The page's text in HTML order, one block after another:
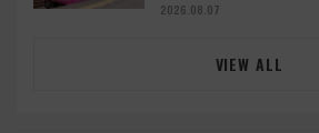
2026.08.07
VIEW ALL